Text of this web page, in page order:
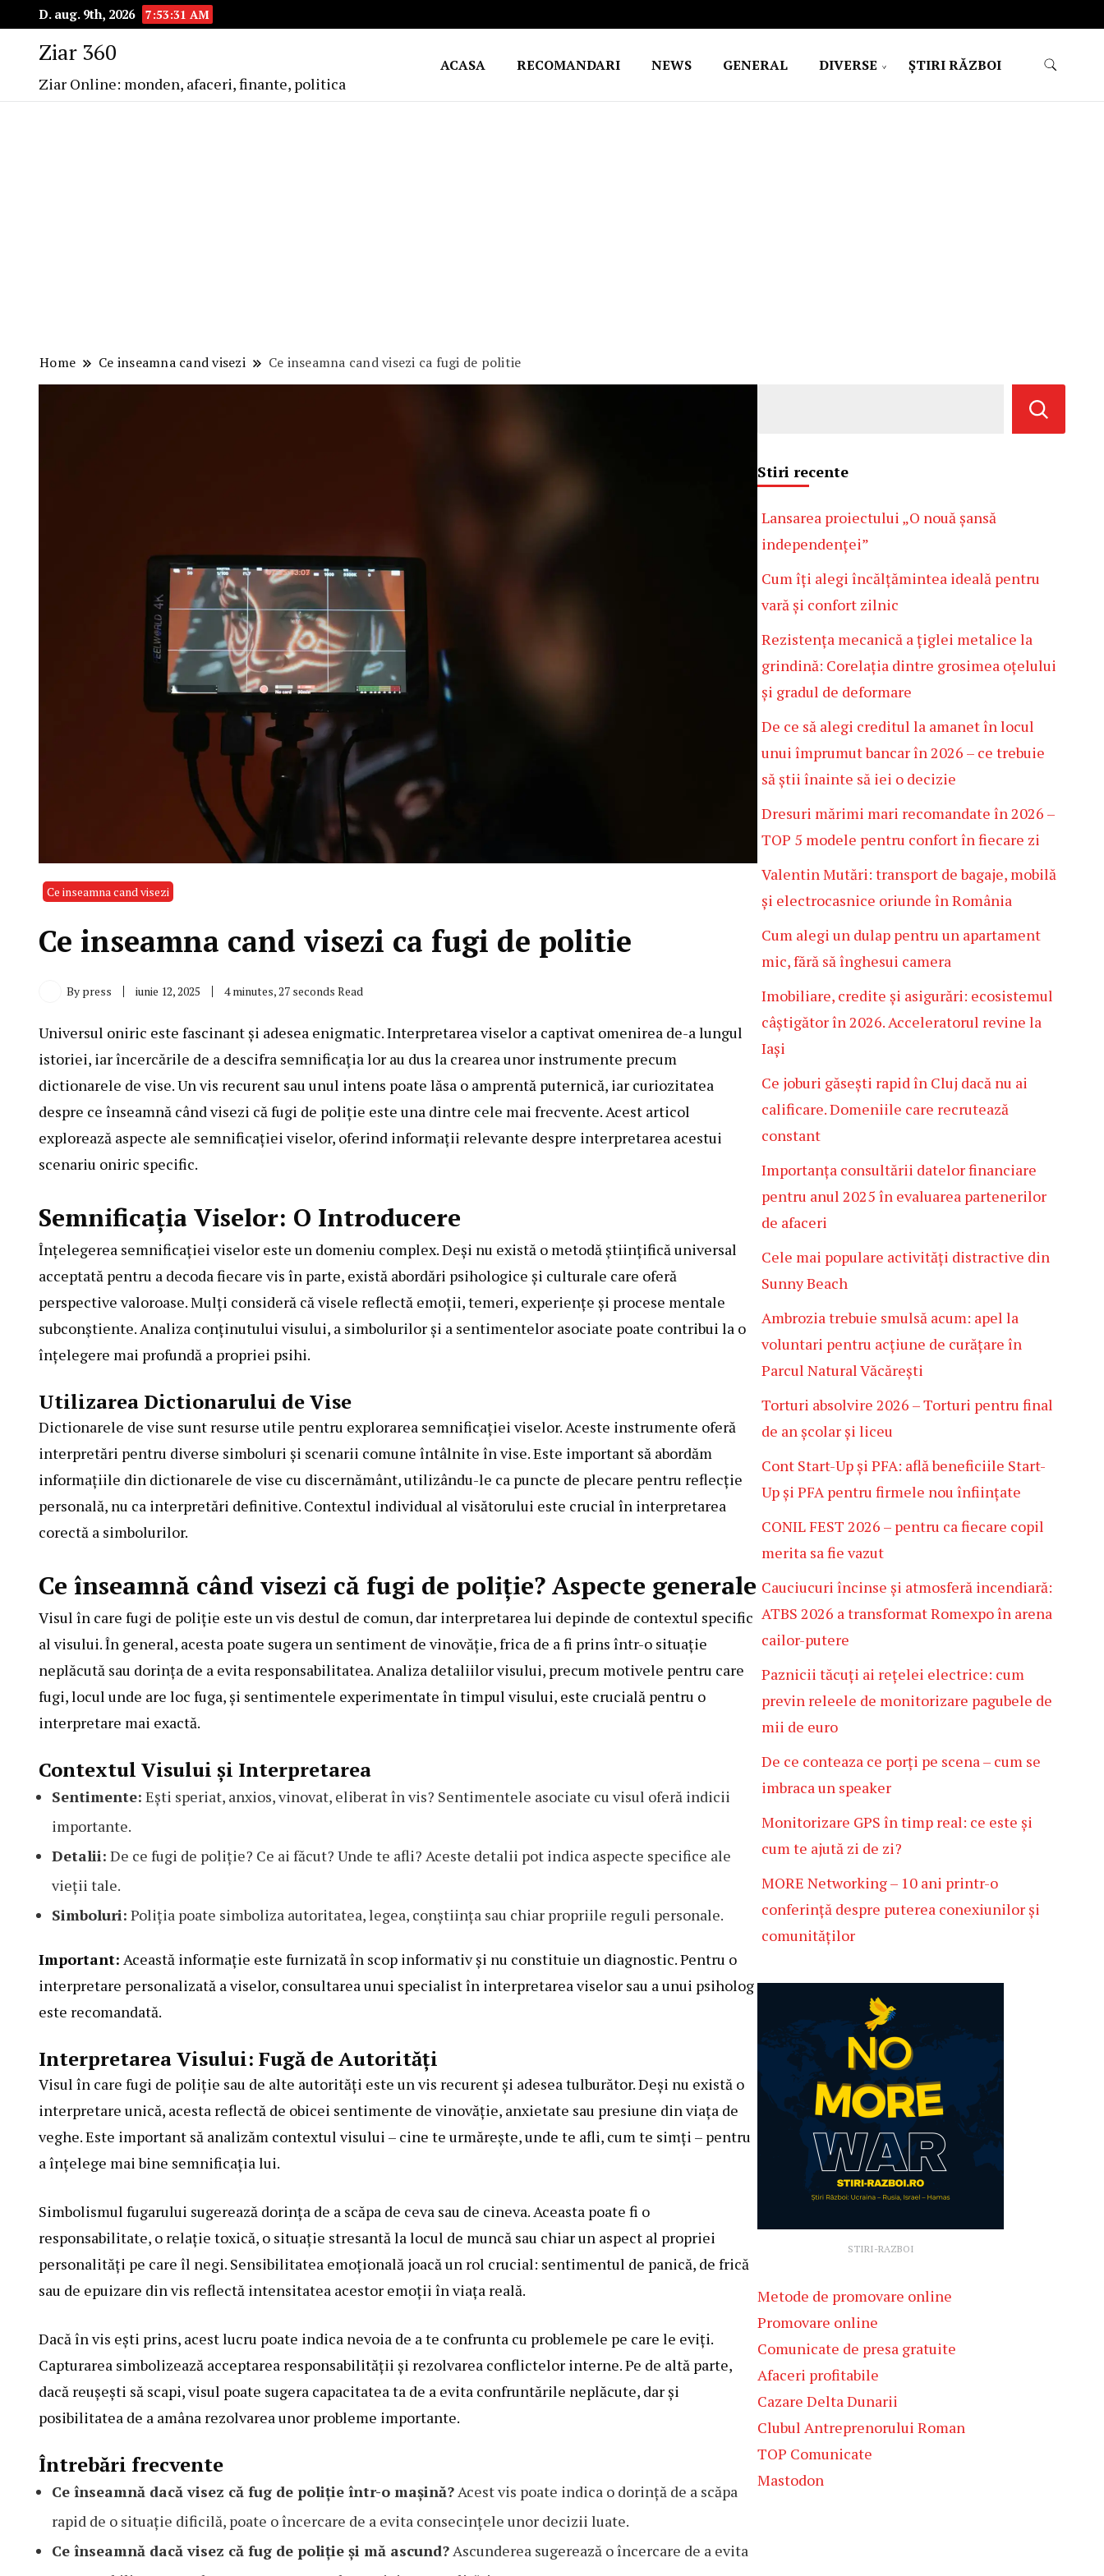
D. aug. 9th, 2026 7:53:33 AM
Ziar 360
Ziar Online: monden, afaceri, finante, politica
ACASA RECOMANDARI NEWS GENERAL DIVERSE ŞTIRI RĂZBOI
Home Ce inseamna cand visezi Ce inseamna cand visezi ca fugi de politie
Ce inseamna cand visezi
Ce inseamna cand visezi ca fugi de politie
By press iunie 12, 2025 4 minutes, 27 seconds Read
Universul oniric este fascinant și adesea enigmatic. Interpretarea viselor a captivat omenirea de-a lungul
istoriei, iar încercările de a descifra semnificația lor au dus la crearea unor instrumente precum
dictionarele de vise. Un vis recurent sau unul intens poate lăsa o amprentă puternică, iar curiozitatea
despre ce înseamnă când visezi că fugi de poliție este una dintre cele mai frecvente. Acest articol
explorează aspecte ale semnificației viselor, oferind informații relevante despre interpretarea acestui
scenariu oniric specific.
Semnificația Viselor: O Introducere
Înțelegerea semnificației viselor este un domeniu complex. Deși nu există o metodă științifică universal
acceptată pentru a decoda fiecare vis în parte, există abordări psihologice și culturale care oferă
perspective valoroase. Mulți consideră că visele reflectă emoții, temeri, experiențe și procese mentale
subconștiente. Analiza conținutului visului, a simbolurilor și a sentimentelor asociate poate contribui la o
înțelegere mai profundă a propriei psihi.
Utilizarea Dictionarului de Vise
Dictionarele de vise sunt resurse utile pentru explorarea semnificației viselor. Aceste instrumente oferă
interpretări pentru diverse simboluri și scenarii comune întâlnite în vise. Este important să abordăm
informațiile din dictionarele de vise cu discernământ, utilizându-le ca puncte de plecare pentru reflecție
personală, nu ca interpretări definitive. Contextul individual al visătorului este crucial în interpretarea
corectă a simbolurilor.
Ce înseamnă când visezi că fugi de poliție? Aspecte generale
Visul în care fugi de poliție este un vis destul de comun, dar interpretarea lui depinde de contextul specific
al visului. În general, acesta poate sugera un sentiment de vinovăție, frica de a fi prins într-o situație
neplăcută sau dorința de a evita responsabilitatea. Analiza detaliilor visului, precum motivele pentru care
fugi, locul unde are loc fuga, și sentimentele experimentate în timpul visului, este crucială pentru o
interpretare mai exactă.
Contextul Visului și Interpretarea
Sentimente: Ești speriat, anxios, vinovat, eliberat în vis? Sentimentele asociate cu visul oferă indicii
importante.
Detalii: De ce fugi de poliție? Ce ai făcut? Unde te afli? Aceste detalii pot indica aspecte specifice ale
vieții tale.
Simboluri: Poliția poate simboliza autoritatea, legea, conștiința sau chiar propriile reguli personale.
Important: Această informație este furnizată în scop informativ și nu constituie un diagnostic. Pentru o
interpretare personalizată a viselor, consultarea unui specialist în interpretarea viselor sau a unui psiholog
este recomandată.
Interpretarea Visului: Fugă de Autorități
Visul în care fugi de poliție sau de alte autorități este un vis recurent și adesea tulburător. Deși nu există o
interpretare unică, acesta reflectă de obicei sentimente de vinovăție, anxietate sau presiune din viața de
veghe. Este important să analizăm contextul visului – cine te urmărește, unde te afli, cum te simți – pentru
a înțelege mai bine semnificația lui.
Simbolismul fugarului sugerează dorința de a scăpa de ceva sau de cineva. Aceasta poate fi o
responsabilitate, o relație toxică, o situație stresantă la locul de muncă sau chiar un aspect al propriei
personalități pe care îl negi. Sensibilitatea emoțională joacă un rol crucial: sentimentul de panică, de frică
sau de epuizare din vis reflectă intensitatea acestor emoții în viața reală.
Dacă în vis ești prins, acest lucru poate indica nevoia de a te confrunta cu problemele pe care le eviți.
Capturarea simbolizează acceptarea responsabilității și rezolvarea conflictelor interne. Pe de altă parte,
dacă reușești să scapi, visul poate sugera capacitatea ta de a evita confruntările neplăcute, dar și
posibilitatea de a amâna rezolvarea unor probleme importante.
Întrebări frecvente
Ce înseamnă dacă visez că fug de poliție într-o mașină?Acest vis poate indica o dorință de a scăpa
rapid de o situație dificilă, poate o încercare de a evita consecințele unor decizii luate.
Ce înseamnă dacă visez că fug de poliție și mă ascund?Ascunderea sugerează o încercare de a evita
Stiri recente
Lansarea proiectului „O nouă șansă
independenței”
Cum îți alegi încălțămintea ideală pentru
vară și confort zilnic
Rezistența mecanică a țiglei metalice la
grindină: Corelația dintre grosimea oțelului
și gradul de deformare
De ce să alegi creditul la amanet în locul
unui împrumut bancar în 2026 – ce trebuie
să știi înainte să iei o decizie
Dresuri mărimi mari recomandate în 2026 –
TOP 5 modele pentru confort în fiecare zi
Valentin Mutări: transport de bagaje, mobilă
și electrocasnice oriunde în România
Cum alegi un dulap pentru un apartament
mic, fără să înghesui camera
Imobiliare, credite și asigurări: ecosistemul
câștigător în 2026. Acceleratorul revine la
Iași
Ce joburi găsești rapid în Cluj dacă nu ai
calificare. Domeniile care recrutează
constant
Importanța consultării datelor financiare
pentru anul 2025 în evaluarea partenerilor
de afaceri
Cele mai populare activități distractive din
Sunny Beach
Ambrozia trebuie smulsă acum: apel la
voluntari pentru acțiune de curățare în
Parcul Natural Văcărești
Torturi absolvire 2026 – Torturi pentru final
de an școlar și liceu
Cont Start-Up și PFA: află beneficiile Start-
Up și PFA pentru firmele nou înființate
CONIL FEST 2026 – pentru ca fiecare copil
merita sa fie vazut
Cauciucuri încinse și atmosferă incendiară:
ATBS 2026 a transformat Romexpo în arena
cailor-putere
Paznicii tăcuți ai rețelei electrice: cum
previn releele de monitorizare pagubele de
mii de euro
De ce conteaza ce porți pe scena – cum se
imbraca un speaker
Monitorizare GPS în timp real: ce este și
cum te ajută zi de zi?
MORE Networking – 10 ani printr-o
conferință despre puterea conexiunilor și
comunităților
STIRI-RAZBOI
Metode de promovare online
Promovare online
Comunicate de presa gratuite
Afaceri profitabile
Cazare Delta Dunarii
Clubul Antreprenorului Roman
TOP Comunicate
Mastodon